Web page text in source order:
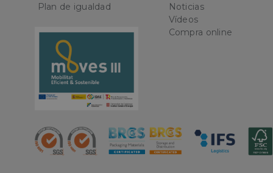
Plan de igualdad
Noticias
Vídeos
Compra online
PHPSESSID
oct8ne-room